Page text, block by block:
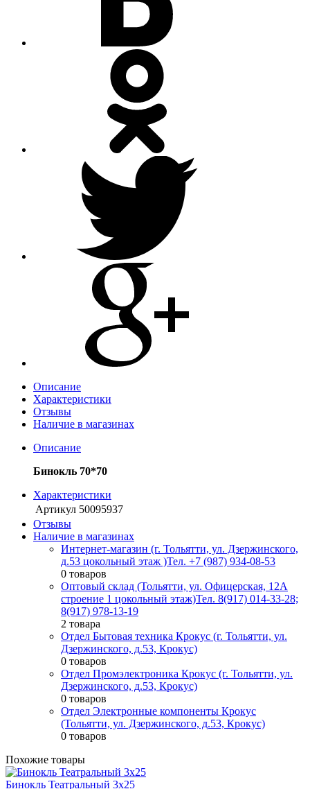
Описание
Характеристики
Отзывы
Наличие в магазинах
Описание
Бинокль 70*70
Характеристики
Артикул 50095937
Отзывы
Наличие в магазинах
Интернет-магазин (г. Тольятти, ул. Дзержинского,
д.53 цокольный этаж )Тел. +7 (987) 934-08-53
0 товаров
Оптовый склад (Тольятти, ул. Офицерская, 12А
строение 1 цокольный этаж)Тел. 8(917) 014-33-28;
8(917) 978-13-19
2 товара
Отдел Бытовая техника Крокус (г. Тольятти, ул.
Дзержинского, д.53, Крокус)
0 товаров
Отдел Промэлектроника Крокус (г. Тольятти, ул.
Дзержинского, д.53, Крокус)
0 товаров
Отдел Электронные компоненты Крокус
(Тольятти, ул. Дзержинского, д.53, Крокус)
0 товаров
Похожие товары
Бинокль Театральный 3х25